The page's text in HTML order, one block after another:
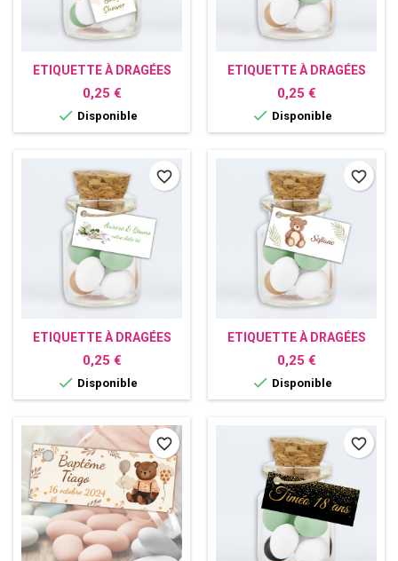
ETIQUETTE À DRAGÉES
PERSONNALISÉE LANDEAU
Prix
0,25 €
 Disponible
ETIQUETTE À DRAGÉES
PERSONNALISÉE LE ROI
LION
Prix
0,25 €
 Disponible
ETIQUETTE À DRAGÉES
PERSONNALISÉE MARIAGE
COLOMBES
Prix
0,25 €
 Disponible
favorite_border
ETIQUETTE À DRAGÉES
PERSONNALISÉE OURSON
Prix
0,25 €
 Disponible
favorite_border
favorite_border favorite_border